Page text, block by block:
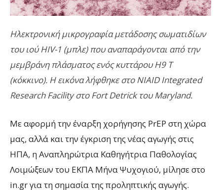
Ηλεκτρονική μικρογραφία μετάδοσης σωματιδίων
του ιού HIV-1 (μπλε) που αναπαράγονται από την
μεμβράνη πλάσματος ενός κυττάρου H9 T
(κόκκινο). Η εικόνα λήφθηκε στο NIAID Integrated
Research Facility στο Fort Detrick του Maryland.
Με αφορμή την έναρξη χορήγησης PrEP στη χώρα
μας, αλλά και την έγκριση της νέας αγωγής στις
ΗΠΑ, η Αναπληρώτρια Καθηγήτρια Παθολογίας
Λοιμώξεων του ΕΚΠΑ Μήνα Ψυχογιού, μίλησε στο
in.gr για τη σημασία της προληπτικής αγωγής.